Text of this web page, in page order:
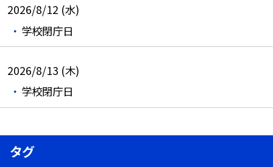
2026/8/12 (水)
学校閉庁日
2026/8/13 (木)
学校閉庁日
タグ